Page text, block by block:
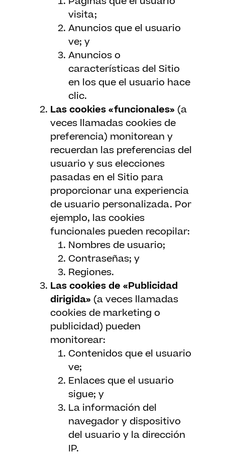
visita;
Anuncios que el usuario
ve; y
Anuncios o
características del Sitio
en los que el usuario hace
clic.
Las cookies «funcionales» (a
veces llamadas cookies de
preferencia) monitorean y
recuerdan las preferencias del
usuario y sus elecciones
pasadas en el Sitio para
proporcionar una experiencia
de usuario personalizada. Por
ejemplo, las cookies
funcionales pueden recopilar:
Nombres de usuario;
Contraseñas; y
Regiones.
Las cookies de «Publicidad
dirigida» (a veces llamadas
cookies de marketing o
publicidad) pueden
monitorear:
Contenidos que el usuario
ve;
Enlaces que el usuario
sigue; y
La información del
navegador y dispositivo
del usuario y la dirección
IP.